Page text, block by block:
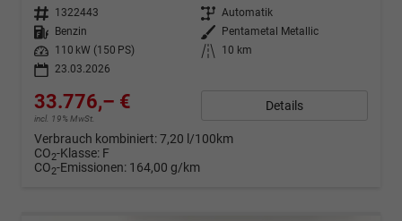
Fahrzeugnr. 1322443 Getriebe Automatik
Kraftstoff
Benzin Außenfarbe
Pentametal Metallic
Leistung
110 kW (150 PS) Kilometerstand
10 km
23.03.2026
33.776,– €
incl. 19% MwSt.
Details
Verbrauch kombiniert:7,20 l/100km
CO2-Klasse: F
CO2-Emissionen: 164,00 g/km